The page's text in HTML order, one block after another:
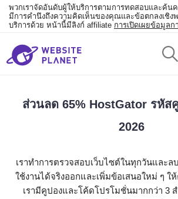
พวกเราจัดอันดับผู้ให้บริการตามการทดสอบและค้นค
มีการคำนึงถึงความคิดเห็นของคุณและข้อตกลงเชิง
บริการด้วย หน้านี้มีลิงก์ affiliate การเปิดเผยข้อมูล
ส่วนลด 65% HostGator รหัส
2026
เราทำการตรวจสอบเว็บไซต์ในทุกวันและ
ใช้งานได้จริงออกและเพิ่มข้อเสนอใหม่ ๆ
เรามีคูปองและโค้ดโปรโมชั่นมากกว่า 3